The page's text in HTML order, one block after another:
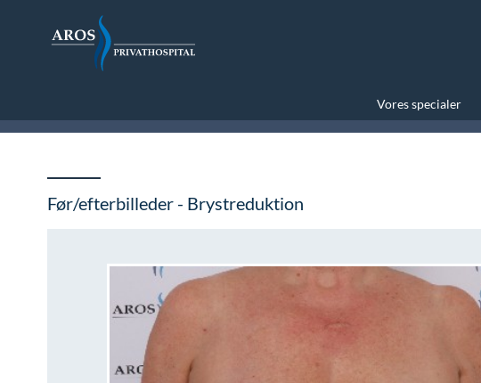
Vores specialer
Før/efterbilleder - Brystreduktion